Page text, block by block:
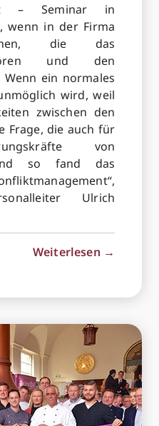
– Seminar in
wenn in der Firma
die das
und den
ein normales
wird, weil
zwischen den
Frage, die auch für
von
so fand das
Ulrich
Weiterlesen →